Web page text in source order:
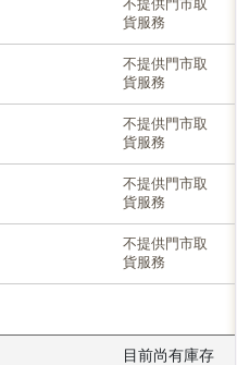
不提供門市取
貨服務
不提供門市取
貨服務
不提供門市取
貨服務
不提供門市取
貨服務
不提供門市取
貨服務
目前尚有庫存